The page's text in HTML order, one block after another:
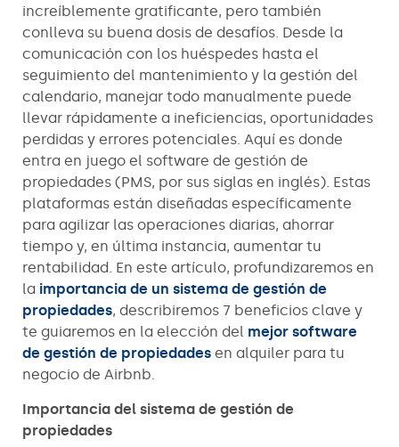
increíblemente gratificante, pero también
conlleva su buena dosis de desafíos. Desde la
comunicación con los huéspedes hasta el
seguimiento del mantenimiento y la gestión del
calendario, manejar todo manualmente puede
llevar rápidamente a ineficiencias, oportunidades
perdidas y errores potenciales. Aquí es donde
entra en juego el software de gestión de
propiedades (PMS, por sus siglas en inglés). Estas
plataformas están diseñadas específicamente
para agilizar las operaciones diarias, ahorrar
tiempo y, en última instancia, aumentar tu
rentabilidad. En este artículo, profundizaremos en
la importancia de un sistema de gestión de
propiedades, describiremos 7 beneficios clave y
te guiaremos en la elección del mejor software
de gestión de propiedades en alquiler para tu
negocio de Airbnb.
Importancia del sistema de gestión de
propiedades